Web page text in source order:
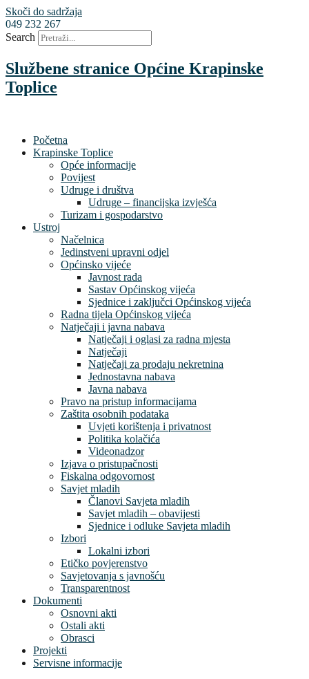
Skoči do sadržaja
049 232 267
Search
Službene stranice Općine Krapinske
Toplice
Početna
Krapinske Toplice
Opće informacije
Povijest
Udruge i društva
Udruge – financijska izvješća
Turizam i gospodarstvo
Ustroj
Načelnica
Jedinstveni upravni odjel
Općinsko vijeće
Javnost rada
Sastav Općinskog vijeća
Sjednice i zaključci Općinskog vijeća
Radna tijela Općinskog vijeća
Natječaji i javna nabava
Natječaji i oglasi za radna mjesta
Natječaji
Natječaji za prodaju nekretnina
Jednostavna nabava
Javna nabava
Pravo na pristup informacijama
Zaštita osobnih podataka
Uvjeti korištenja i privatnost
Politika kolačića
Videonadzor
Izjava o pristupačnosti
Fiskalna odgovornost
Savjet mladih
Članovi Savjeta mladih
Savjet mladih – obavijesti
Sjednice i odluke Savjeta mladih
Izbori
Lokalni izbori
Etičko povjerenstvo
Savjetovanja s javnošću
Transparentnost
Dokumenti
Osnovni akti
Ostali akti
Obrasci
Projekti
Servisne informacije